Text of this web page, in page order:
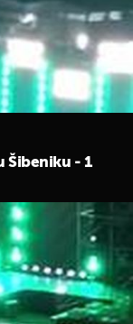
Šibeniku - 1